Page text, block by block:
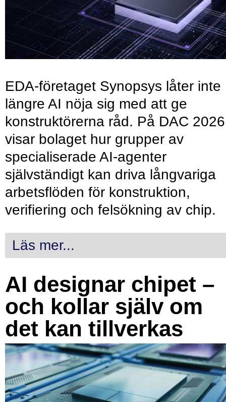
EDA-företaget Synopsys låter inte
längre AI nöja sig med att ge
konstruktörerna råd. På DAC 2026
visar bolaget hur grupper av
specialiserade AI-agenter
självständigt kan driva långvariga
arbetsflöden för konstruktion,
verifiering och felsökning av chip.
Läs mer...
AI designar chipet –
och kollar själv om
det kan tillverkas